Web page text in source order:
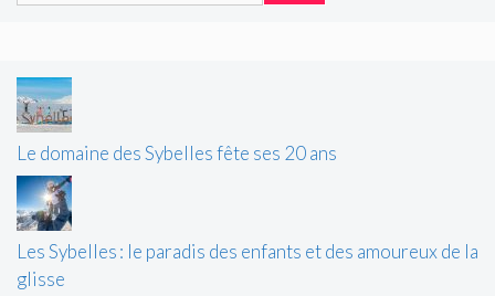
Le domaine des Sybelles fête ses 20 ans
Les Sybelles : le paradis des enfants et des amoureux de la
glisse